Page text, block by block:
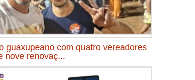
guaxupeano com quatro vereadores
nove renovaç...